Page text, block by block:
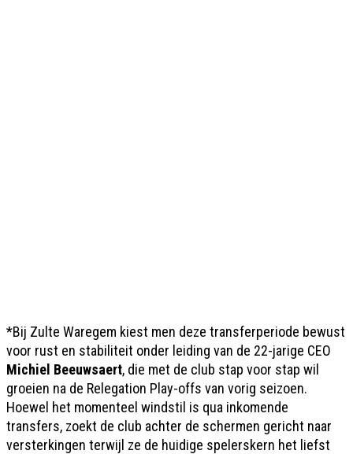
*Bij Zulte Waregem kiest men deze transferperiode bewust
voor rust en stabiliteit onder leiding van de 22-jarige CEO
Michiel Beeuwsaert, die met de club stap voor stap wil
groeien na de Relegation Play-offs van vorig seizoen.
Hoewel het momenteel windstil is qua inkomende
transfers, zoekt de club achter de schermen gericht naar
versterkingen terwijl ze de huidige spelerskern het liefst